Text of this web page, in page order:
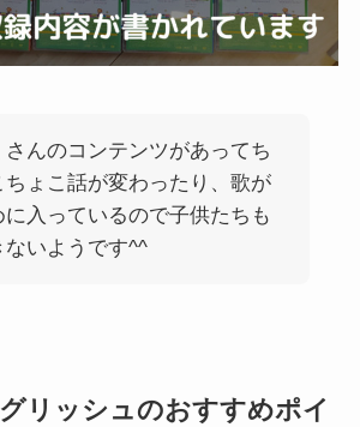
さんのコンテンツがあってち
ちょこ話が変わったり、歌が
に入っているので子供たちも
ないようです^^
リッシュのおすすめポイ